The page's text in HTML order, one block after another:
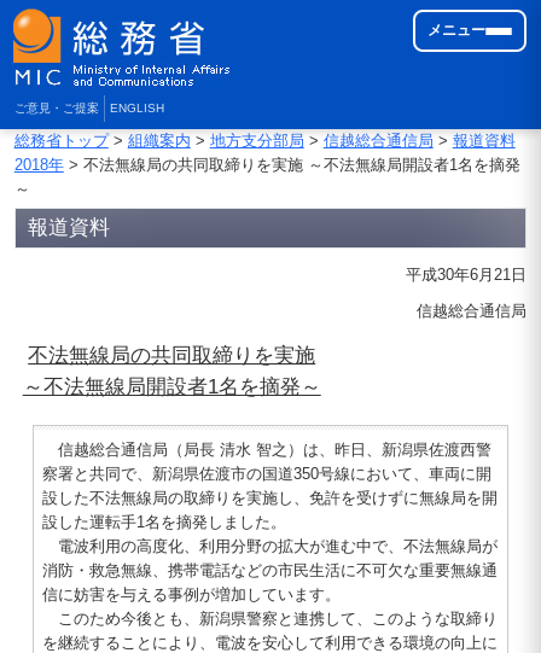
ご意見・ご提案 ENGLISH
メニュー
総務省トップ> 組織案内 > 地方支分部局 > 信越総合通信局 > 報道資料
2018年> 不法無線局の共同取締りを実施 ～不法無線局開設者1名を摘発
～
報道資料
平成30年6月21日
信越総合通信局
不法無線局の共同取締りを実施
～不法無線局開設者1名を摘発～
信越総合通信局（局長 清水 智之）は、昨日、新潟県佐渡西警
察署と共同で、新潟県佐渡市の国道350号線において、車両に開
設した不法無線局の取締りを実施し、免許を受けずに無線局を開
設した運転手1名を摘発しました。
電波利用の高度化、利用分野の拡大が進む中で、不法無線局が
消防・救急無線、携帯電話などの市民生活に不可欠な重要無線通
信に妨害を与える事例が増加しています。
このため今後とも、新潟県警察と連携して、このような取締り
を継続することにより、電波を安心して利用できる環境の向上に